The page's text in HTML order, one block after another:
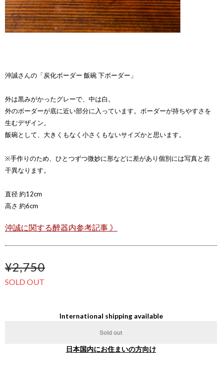
沖誠さんの「炭化ボーダー 飯碗 下ボーダー」
外は黒みがかったグレーで、中は白。
外のボーダーが底に近い部分に入っています。ボーダーが持ちやすさを
生むデザイン。
飯碗として、大きくもなく小さくもないサイズかと思います。
※手作りのため、ひとつずつ微妙に形などに差があり個別には写真と若
干異なります。
直径 約12cm
高さ 約6cm
沖誠に関する醉器内参考記事 》
¥2,750
SOLD OUT
International shipping available
Sold out
日本国内にお住まいの方向け